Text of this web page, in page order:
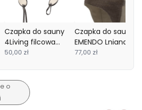
Czapka do sauny
4Living filcowa
Pilotka
50,00 zł
Czapka do sauny
EMENDO Lniana
brązowa
77,00 zł
o